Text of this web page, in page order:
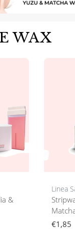
WAX
&
Linea
€1,85